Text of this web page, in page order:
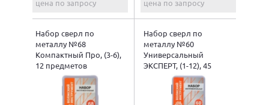
цена по запросу цена по запросу
Набор сверл по
металлу №68
Компактный Про, (3-6),
12 предметов
Набор сверл по
металлу №60
Универсальный
ЭКСПЕРТ, (1-12), 45
предметов